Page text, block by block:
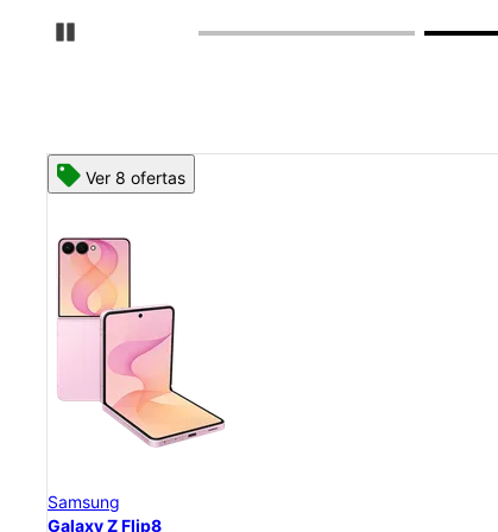
Detener carrusel
Ver 8 ofertas
Samsung
Galaxy Z Flip8